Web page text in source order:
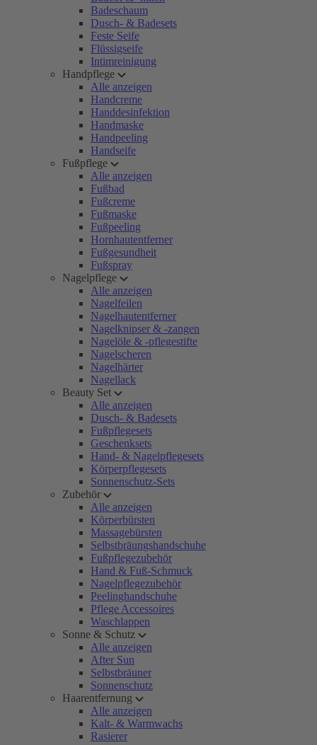
Badeschaum
Dusch- & Badesets
Feste Seife
Flüssigseife
Intimreinigung
Handpflege
Alle anzeigen
Handcreme
Handdesinfektion
Handmaske
Handpeeling
Handseife
Fußpflege
Alle anzeigen
Fußbad
Fußcreme
Fußmaske
Fußpeeling
Hornhautentferner
Fußgesundheit
Fußspray
Nagelpflege
Alle anzeigen
Nagelfeilen
Nagelhautentferner
Nagelknipser & -zangen
Nagelöle & -pflegestifte
Nagelscheren
Nagelhärter
Nagellack
Beauty Set
Alle anzeigen
Dusch- & Badesets
Fußpflegesets
Geschenksets
Hand- & Nagelpflegesets
Körperpflegesets
Sonnenschutz-Sets
Zubehör
Alle anzeigen
Körperbürsten
Massagebürsten
Selbstbräungshandschuhe
Fußpflegezubehör
Hand & Fuß-Schmuck
Nagelpflegezubehör
Peelinghandschuhe
Pflege Accessoires
Waschlappen
Sonne & Schutz
Alle anzeigen
After Sun
Selbstbräuner
Sonnenschutz
Haarentfernung
Alle anzeigen
Kalt- & Warmwachs
Rasierer